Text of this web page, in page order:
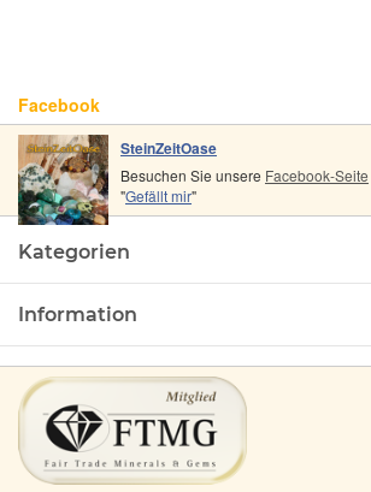
Facebook
SteinZeitOase
Besuchen Sie unsere Facebook-Seite
"Gefällt mir"
Kategorien
Information